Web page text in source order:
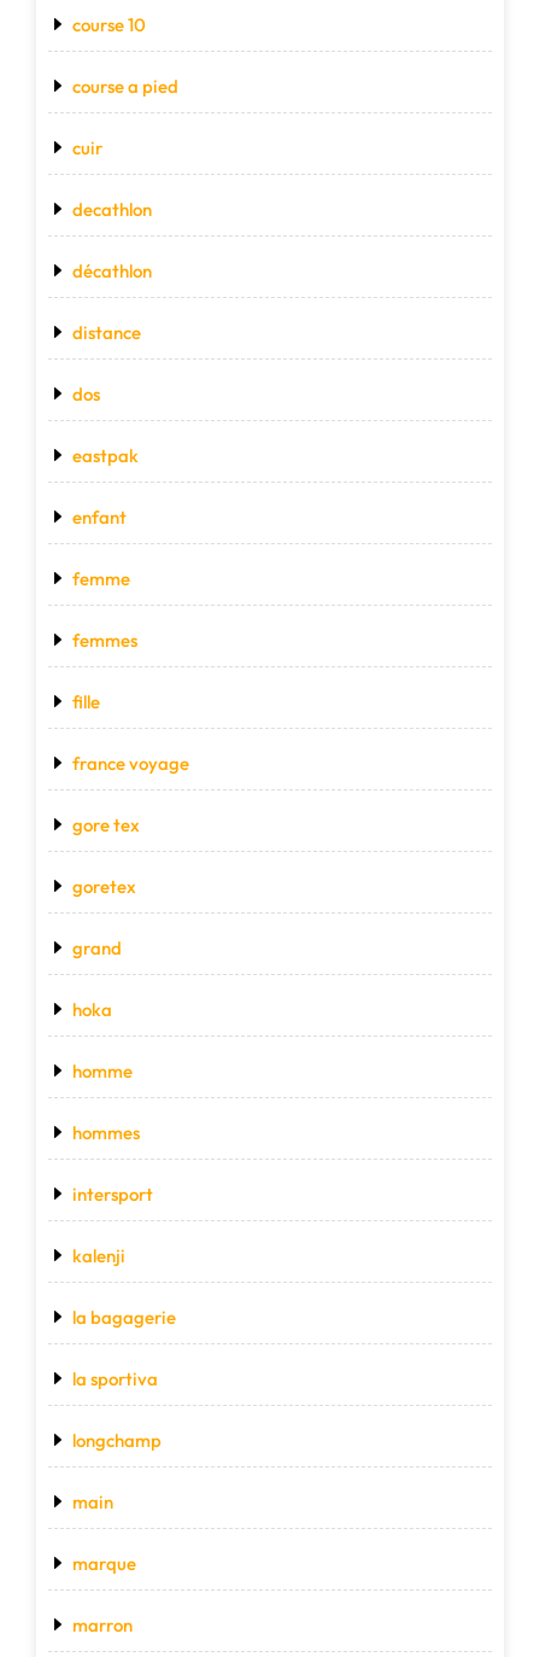
course 10
course a pied
cuir
decathlon
décathlon
distance
dos
eastpak
enfant
femme
femmes
fille
france voyage
gore tex
goretex
grand
hoka
homme
hommes
intersport
kalenji
la bagagerie
la sportiva
longchamp
main
marque
marron